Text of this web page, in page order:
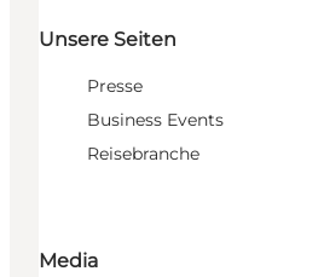
Unsere Seiten
Presse
Business Events
Reisebranche
Media